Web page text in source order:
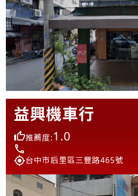
益興機車行
推薦度:1.0
台中市后里區三豐路465號